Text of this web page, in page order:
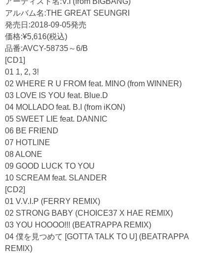
アルバム名:THE GREAT SEUNGRI
発売日:2018-09-05発売
価格:¥5,616(税込)
品番:AVCY-58735～6/B
[CD1]
01 1, 2, 3!
02 WHERE R U FROM feat. MINO (from WINNER)
03 LOVE IS YOU feat. Blue.D
04 MOLLADO feat. B.I (from iKON)
05 SWEET LIE feat. DANNIC
06 BE FRIEND
07 HOTLINE
08 ALONE
09 GOOD LUCK TO YOU
10 SCREAM feat. SLANDER
[CD2]
01 V.V.I.P (FERRY REMIX)
02 STRONG BABY (CHOICE37 X HAE REMIX)
03 YOU HOOOO!!! (BEATRAPPA REMIX)
04 僕を見つめて [GOTTA TALK TO U] (BEATRAPPA
REMIX)